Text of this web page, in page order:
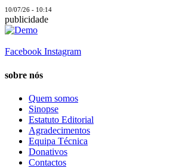
10/07/26 - 10:14
publicidade
Facebook Instagram
sobre nós
Quem somos
Sinopse
Estatuto Editorial
Agradecimentos
Equipa Técnica
Donativos
Contactos